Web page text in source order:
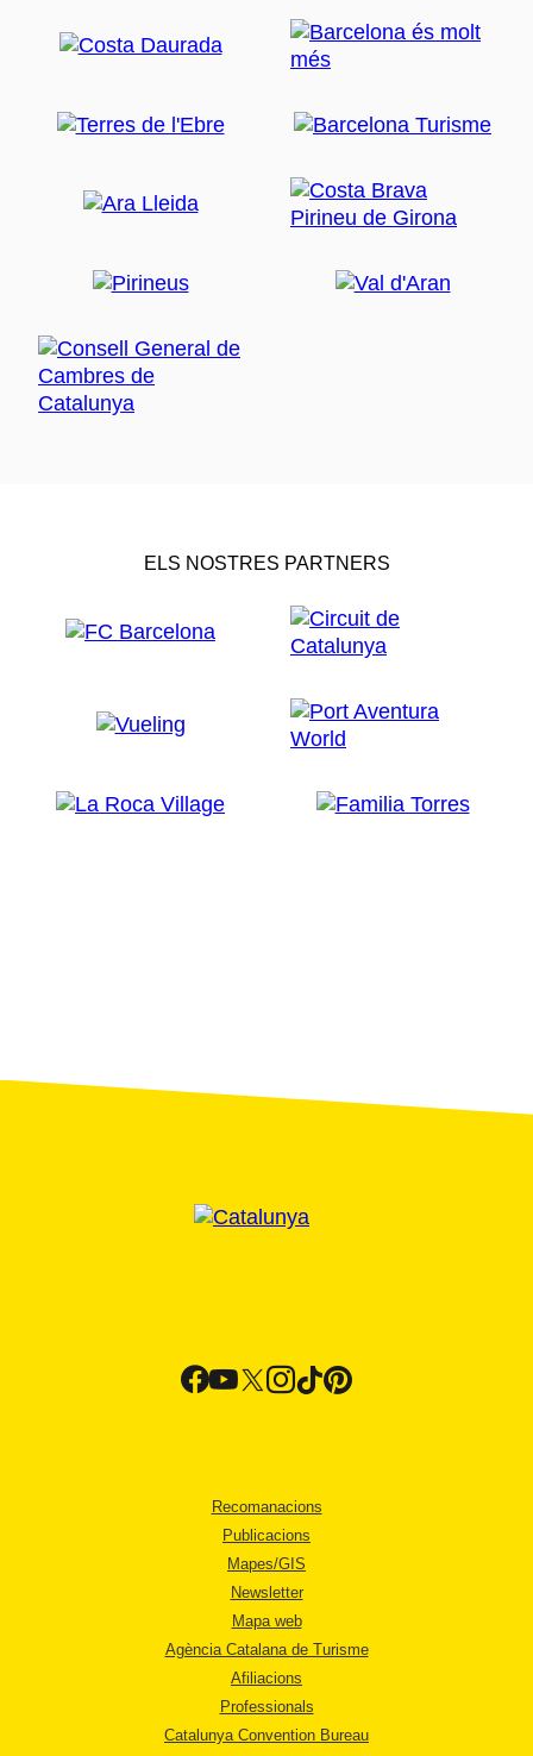
ELS NOSTRES PARTNERS
Recomanacions
Publicacions
Mapes/GIS
Newsletter
Mapa web
Agència Catalana de Turisme
Afiliacions
Professionals
Catalunya Convention Bureau